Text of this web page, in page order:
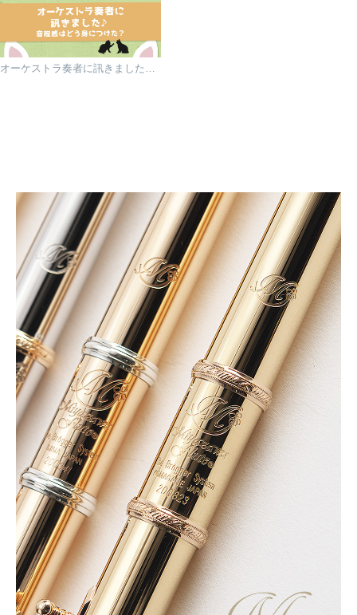
オーケストラ奏者に訊きました♪ 音程感はどう身につけた？